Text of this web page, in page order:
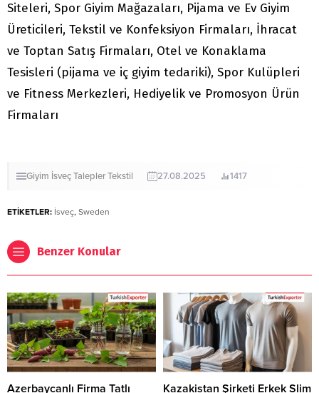
Siteleri, Spor Giyim Mağazaları, Pijama ve Ev Giyim
Üreticileri, Tekstil ve Konfeksiyon Firmaları, İhracat
ve Toptan Satış Firmaları, Otel ve Konaklama
Tesisleri (pijama ve iç giyim tedariki), Spor Kulüpleri
ve Fitness Merkezleri, Hediyelik ve Promosyon Ürün
Firmaları
Giyim İsveçTaleplerTekstil 27.08.2025 1417
ETİKETLER: İsveç, Sweden
Benzer Konular
Azerbaycanlı Firma Tatlı
Kazakistan Şirketi Erkek Slim